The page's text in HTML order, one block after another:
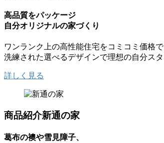
高品質をパッケージ
自分オリジナルの家づくり
ワンランク上の高性能住宅をコミコミ価格
洗練された選べるデザインで理想の自分ス
詳しく見る
商品紹介新通の家
葛布の襖や雪見障子、